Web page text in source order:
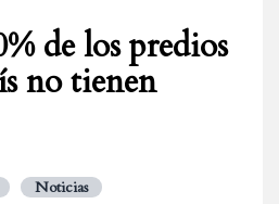
de los predios
no tienen
Noticias